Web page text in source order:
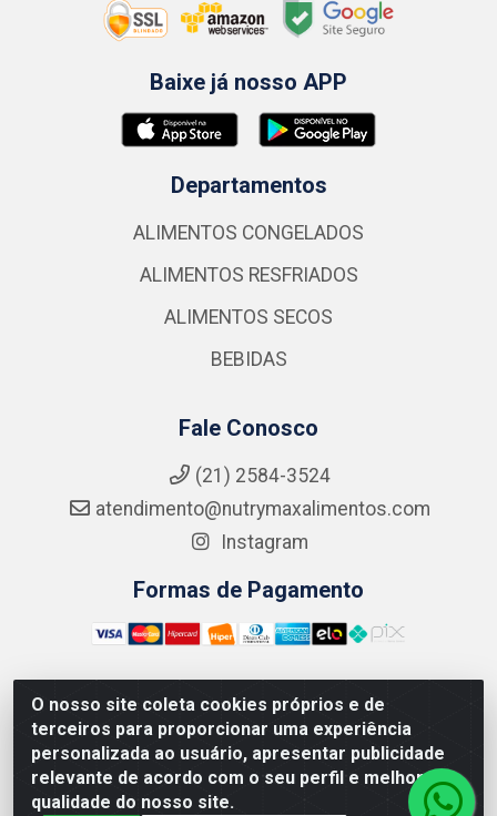
O nosso site coleta cookies próprios e de
terceiros para proporcionar uma experiência
personalizada ao usuário, apresentar publicidade
relevante de acordo com o seu perfil e melhorar a
qualidade do nosso site.
Baixe já nosso APP
Departamentos
ALIMENTOS CONGELADOS
ALIMENTOS RESFRIADOS
ALIMENTOS SECOS
BEBIDAS
Fale Conosco
(21) 2584-3524
atendimento@nutrymaxalimentos.com
Instagram
Formas de Pagamento
NUTRY MAX COMÉRCIO DE PRODUTOS ALIMENTICIOS
LTDA - RUA DO FEIJÃO, 721 PENHA CIRCULAR/RJ -
CNPJ: 15.796.122/0001-03